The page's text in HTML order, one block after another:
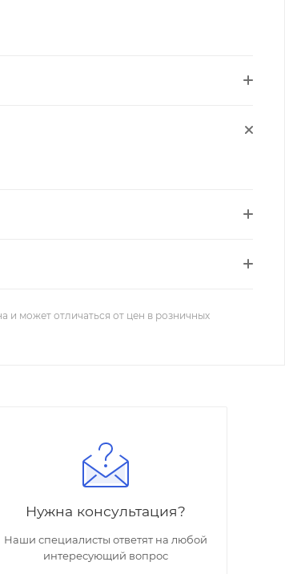
и может отличаться от цен в розничных
Нужна консультация?
Наши специалисты ответят на любой
интересующий вопрос